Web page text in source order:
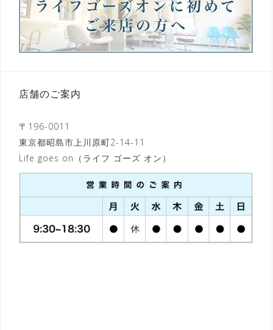
店舗のご案内
〒196-0011
東京都昭島市上川原町2-14-11
Life goes on（ライフ ゴーズ オン）